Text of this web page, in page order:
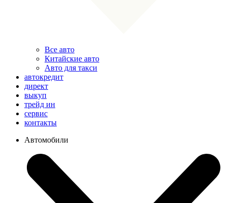
Все авто
Китайские авто
Авто для такси
автокредит
директ
выкуп
трейд ин
сервис
контакты
Автомобили